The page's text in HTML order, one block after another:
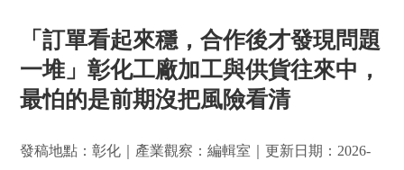
「訂單看起來穩，合作後才發現問題
一堆」彰化工廠加工與供貨往來中，
最怕的是前期沒把風險看清
發稿地點：彰化｜產業觀察：編輯室｜更新日期：2026-